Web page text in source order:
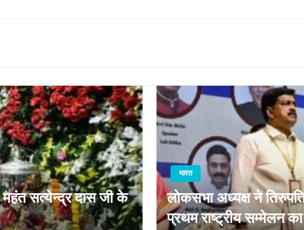
महंत सत्येन्द्र दास जी के
भारत
लोकसभा अध्यक्ष ने
प्रथम राष्ट्रीय सम्मेलन